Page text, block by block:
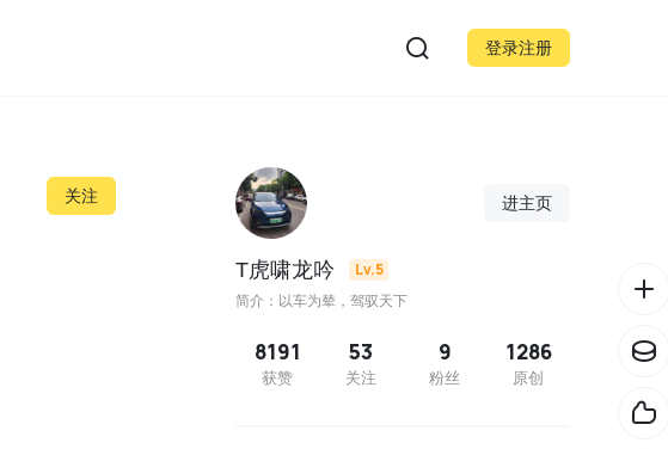
登录注册
关注 进主页
T虎啸龙吟 Lv.5
简介：以车为辇，驾驭天下
8191
获赞
53
关注
9
粉丝
1286
原创